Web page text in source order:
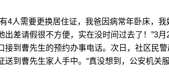
人需要更换居住证，我爸因病常年卧床，我
出差请假很不方便，实在没时间过去了！”3
接到曹先生的预约办事电话。次日，社区民
送到曹先生家人手中。“真没想到，公安机关